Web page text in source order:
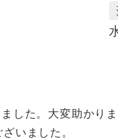
した。大変助かり
いました。